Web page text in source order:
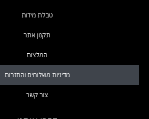
טבלת מידות
המלצות
צור קשר